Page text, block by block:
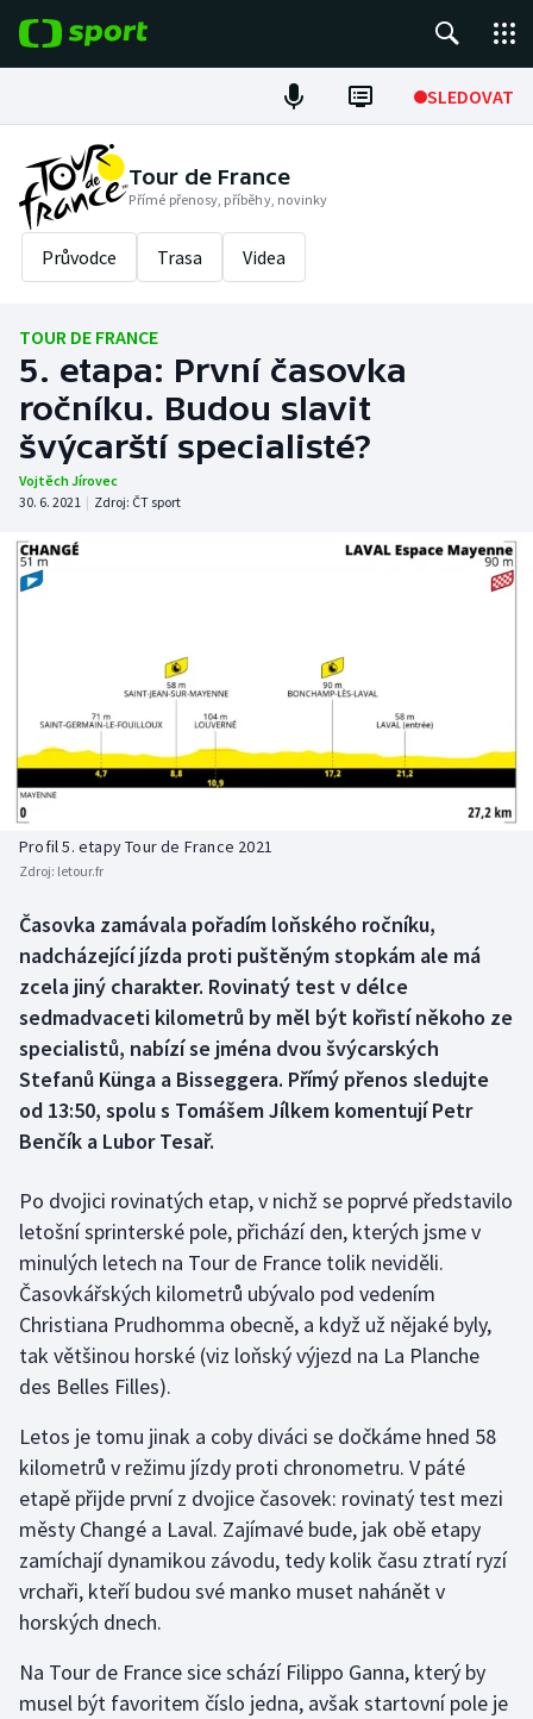
SLEDOVAT
Fotbal
Hokej
Tenis
Cyklistika
DALŠÍ SPORTY
Americký fotbal
Baseball a softbal
Boby a skeleton
Curling
Florbal
Futsal
Gymnastika
Jezdectví
Judo
Krasobruslení
Lyže a snowboard
Moderní pětiboj
Motorsport
Olympijské hry
Parasport
NEPŘEHLÉDNĚTE
Soutěže
Aplikace ČT sport
AZ kvíz
Tour de France
Přímé přenosy, příběhy, novinky
Průvodce Trasa Videa
TOUR DE FRANCE
5. etapa: První časovka
ročníku. Budou slavit
švýcarští specialisté?
Vojtěch Jírovec
30. 6. 2021 | Zdroj: ČT sport
Profil 5. etapy Tour de France 2021
Zdroj: letour.fr
Časovka zamávala pořadím loňského ročníku,
nadcházející jízda proti puštěným stopkám ale má
zcela jiný charakter. Rovinatý test v délce
sedmadvaceti kilometrů by měl být kořistí někoho ze
specialistů, nabízí se jména dvou švýcarských
Stefanů Künga a Bisseggera. Přímý přenos sledujte
od 13:50, spolu s Tomášem Jílkem komentují Petr
Benčík a Lubor Tesař.
Po dvojici rovinatých etap, v nichž se poprvé představilo
letošní sprinterské pole, přichází den, kterých jsme v
minulých letech na Tour de France tolik neviděli.
Časovkářských kilometrů ubývalo pod vedením
Christiana Prudhomma obecně, a když už nějaké byly,
tak většinou horské (viz loňský výjezd na La Planche
des Belles Filles).
Letos je tomu jinak a coby diváci se dočkáme hned 58
kilometrů v režimu jízdy proti chronometru. V páté
etapě přijde první z dvojice časovek: rovinatý test mezi
městy Changé a Laval. Zajímavé bude, jak obě etapy
zamíchají dynamikou závodu, tedy kolik času ztratí ryzí
vrchaři, kteří budou své manko muset nahánět v
horských dnech.
Na Tour de France sice schází Filippo Ganna, který by
musel být favoritem číslo jedna, avšak startovní pole je